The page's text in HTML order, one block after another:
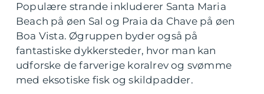
Populære strande inkluderer Santa Maria
Beach på øen Sal og Praia da Chave på øen
Boa Vista. Øgruppen byder også på
fantastiske dykkersteder, hvor man kan
udforske de farverige koralrev og svømme
med eksotiske fisk og skildpadder.